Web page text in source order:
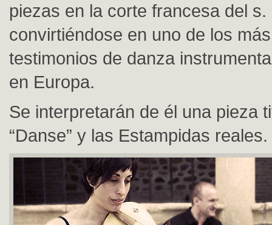
piezas en la corte francesa del s.
convirtiéndose en uno de los
testimonios de danza
en Europa.
Se interpretarán de él una pieza
“Danse” y las Estampidas reales.